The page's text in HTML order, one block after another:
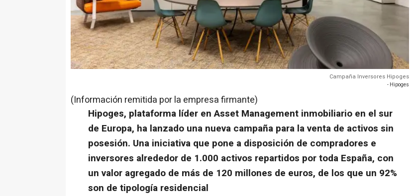
Campaña Inversores Hipoges
- Hipoges
(Información remitida por la empresa firmante)
Hipoges, plataforma líder en Asset Management inmobiliario en el sur
de Europa, ha lanzado una nueva campaña para la venta de activos sin
posesión. Una iniciativa que pone a disposición de compradores e
inversores alrededor de 1.000 activos repartidos por toda España, con
un valor agregado de más de 120 millones de euros, de los que un 92%
son de tipología residencial